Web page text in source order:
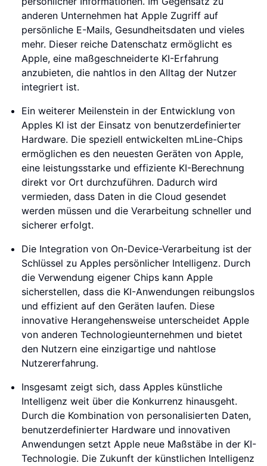
anderen Unternehmen hat Apple Zugriff auf
persönliche E-Mails, Gesundheitsdaten und vieles
mehr. Dieser reiche Datenschatz ermöglicht es
Apple, eine maßgeschneiderte KI-Erfahrung
anzubieten, die nahtlos in den Alltag der Nutzer
integriert ist.
Ein weiterer Meilenstein in der Entwicklung von
Apples KI ist der Einsatz von benutzerdefinierter
Hardware. Die speziell entwickelten mLine-Chips
ermöglichen es den neuesten Geräten von Apple,
eine leistungsstarke und effiziente KI-Berechnung
direkt vor Ort durchzuführen. Dadurch wird
vermieden, dass Daten in die Cloud gesendet
werden müssen und die Verarbeitung schneller und
sicherer erfolgt.
Die Integration von On-Device-Verarbeitung ist der
Schlüssel zu Apples persönlicher Intelligenz. Durch
die Verwendung eigener Chips kann Apple
sicherstellen, dass die KI-Anwendungen reibungslos
und effizient auf den Geräten laufen. Diese
innovative Herangehensweise unterscheidet Apple
von anderen Technologieunternehmen und bietet
den Nutzern eine einzigartige und nahtlose
Nutzererfahrung.
Insgesamt zeigt sich, dass Apples künstliche
Intelligenz weit über die Konkurrenz hinausgeht.
Durch die Kombination von personalisierten Daten,
benutzerdefinierter Hardware und innovativen
Anwendungen setzt Apple neue Maßstäbe in der KI-
Technologie. Die Zukunft der künstlichen Intelligenz